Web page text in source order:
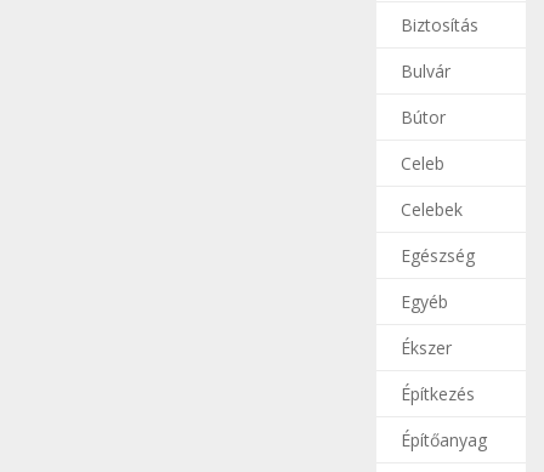
Biztosítás
Bulvár
Bútor
Celeb
Celebek
Egészség
Egyéb
Ékszer
Építkezés
Építőanyag